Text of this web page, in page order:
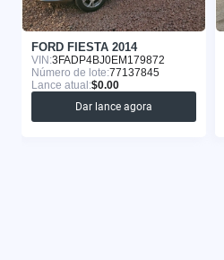
FORD FIESTA 2014
VIN:3FADP4BJ0EM179872
Número de lote:77137845
Lance atual:$0.00
Dar lance agora